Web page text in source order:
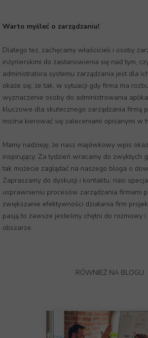
RÓWNIEŻ NA BLOGU:
Warto myśleć o zarządzaniu!
Dlatego też, zachęcamy właścicieli i osoby
inżynierskimi do zastanowienia się nad tym,
administratora systemu zarządzania jest dla
okaże się, że tak, w sytuacji gdy firma ma
wyznaczenie osoby do administrowania
kluczowe dla skutecznego zarządzania firmą
można kierować się zaleceniami opisanymi w
Mamy nadzieję, że nasz majówkowy wpis
inspirujący. Za tydzień wracamy do zwykłych
tak możecie zaglądać na naszego bloga o
Zapraszamy do dyskusji i kontaktu, nasi
usprawnieniu procesów zarządzania firmami
zwiększanie efektywności działania firm
pasją to zawsze jesteśmy chętni do rozmowy
obszarze.